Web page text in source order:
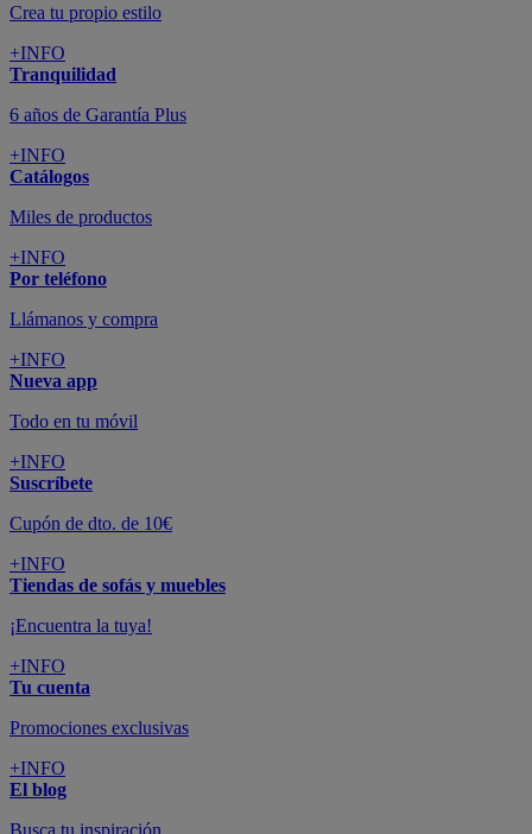
Crea tu propio estilo
+INFO
Tranquilidad
6 años de Garantía Plus
+INFO
Catálogos
Miles de productos
+INFO
Por teléfono
Llámanos y compra
+INFO
Nueva app
Todo en tu móvil
+INFO
Suscríbete
Cupón de dto. de 10€
+INFO
Tiendas de sofás y muebles
¡Encuentra la tuya!
+INFO
Tu cuenta
Promociones exclusivas
+INFO
El blog
Busca tu inspiración